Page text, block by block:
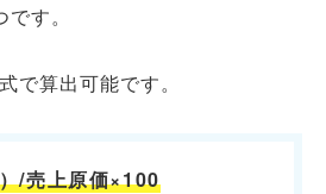
す。
で算出可能です。
/売上原価×100